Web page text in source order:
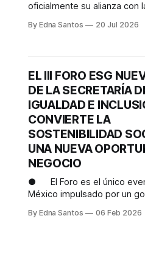
oficialmente su alianza con
una solución que busca
Nuevo León, 14 de julio de
gestión de gastos
representa uno de los
By Edna Santos 20 Jul 2026
EL III FORO ESG
DE LA SECRETARÍA
IGUALDAD E
CONVIERTE LA
SOSTENIBILIDAD
UNA NUEVA
NEGOCIO
● El Foro es el único
México impulsado por un
en la integración de la “S”
By Edna Santos 06 Feb 2026